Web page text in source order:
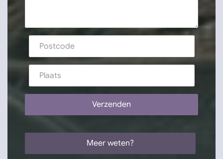
Postcode en plaats
Verzenden
Meer weten?